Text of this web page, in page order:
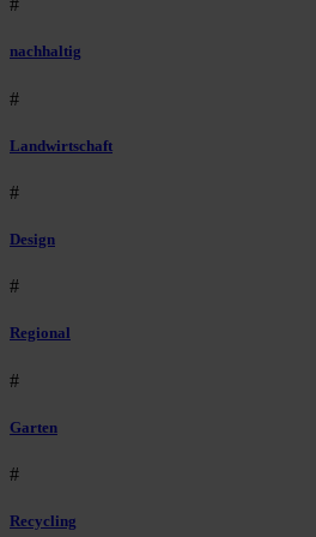
#
nachhaltig
#
Landwirtschaft
#
Design
#
Regional
#
Garten
#
Recycling